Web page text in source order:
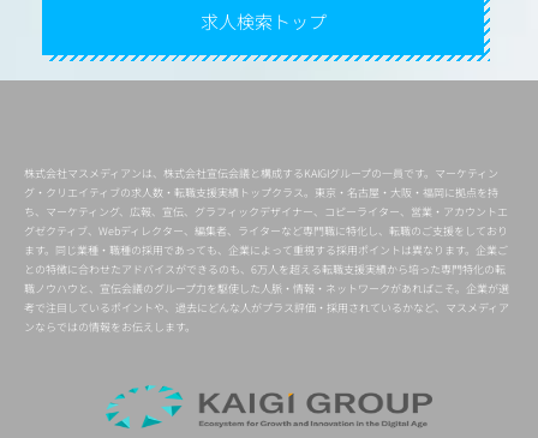
求人検索トップ
株式会社マスメディアンは、株式会社宣伝会議と構成するKAIGIグループの一員です。マーケティン
グ・クリエイティブの求人数・転職支援実績トップクラス。東京・名古屋・大阪・福岡に拠点を持
ち、マーケティング、広報、宣伝、グラフィックデザイナー、コピーライター、営業・アカウントエ
グゼクティブ、Webディレクター、編集者、ライターなど専門職に特化し、転職のご支援をしており
ます。同じ業種・職種の採用であっても、企業によって重視する採用ポイントは異なります。企業ご
との特徴に合わせたアドバイスができるのも、6万人を超える転職支援実績から培った専門特化の転
職ノウハウと、宣伝会議のグループ力を駆使した人脈・情報・ネットワークがあればこそ。企業が選
考で注目しているポイントや、過去にどんな人がプラス評価・採用されているかなど、マスメディア
ンならではの情報をお伝えします。